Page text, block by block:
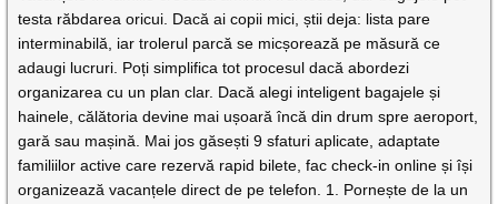
testa răbdarea oricui. Dacă ai copii mici, știi deja: lista pare
interminabilă, iar trolerul parcă se micșorează pe măsură ce
adaugi lucruri. Poți simplifica tot procesul dacă abordezi
organizarea cu un plan clar. Dacă alegi inteligent bagajele și
hainele, călătoria devine mai ușoară încă din drum spre aeroport,
gară sau mașină. Mai jos găsești 9 sfaturi aplicate, adaptate
familiilor active care rezervă rapid bilete, fac check-in online și își
organizează vacanțele direct de pe telefon. 1. Pornește de la un